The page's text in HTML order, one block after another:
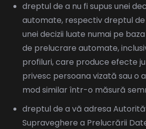
dreptul de a nu fi supus unei
automate, respectiv dreptul de
unei decizii luate numai pe
de prelucrare automate,
profiluri, care produce efecte
privesc persoana vizată sau o
mod similar într-o măsură
dreptul de a vă adresa
Supraveghere a Prelucrării